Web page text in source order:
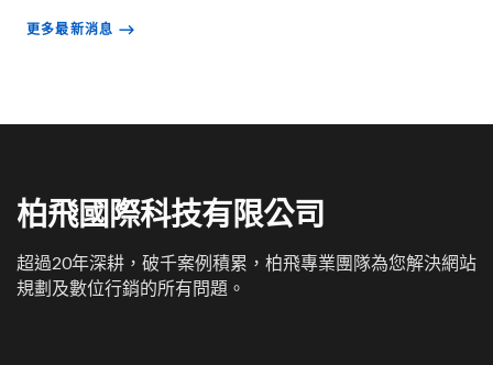
更多最新消息 ⟶
柏飛國際科技有限公司
超過20年深耕，破千案例積累，柏飛專業團隊為您解決網站
規劃及數位行銷的所有問題。